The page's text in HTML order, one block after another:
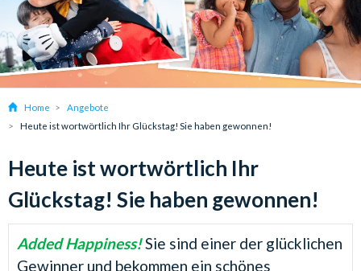
Home
Angebote
Heute ist wortwörtlich Ihr Glückstag! Sie haben gewonnen!
Heute ist wortwörtlich Ihr
Glückstag! Sie haben gewonnen!
Added Happiness!Sie sind einer der glücklichen
Gewinner und bekommen ein schönes